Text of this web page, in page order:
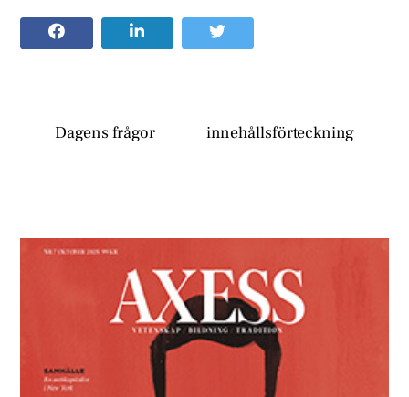
Dagens frågor innehållsförteckning